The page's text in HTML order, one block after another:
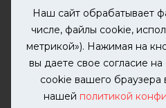
Наш сайт обрабатывает
числе, файлы cookie,
метрикой»). Нажимая на
вы даете свое согласие
cookie вашего браузера
нашей политикой
2026 © KUTUZOVV |
автомобилей. Вся